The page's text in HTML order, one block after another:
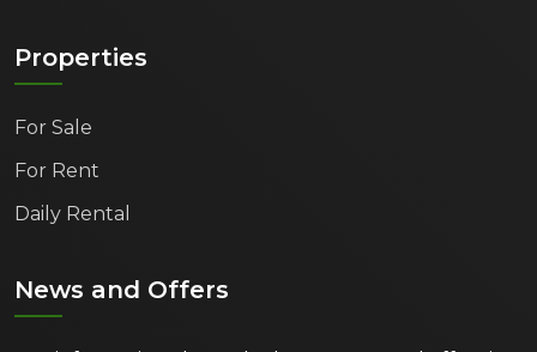
Properties
For Sale
For Rent
Daily Rental
News and Offers